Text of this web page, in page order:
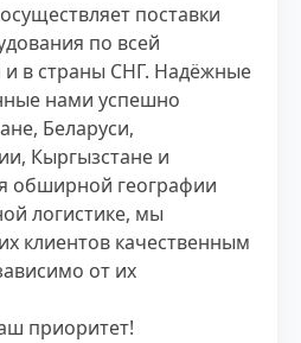
поставки
по всей
и в страны СНГ. Надёжные
нами успешно
Беларуси,
Кыргызстане и
обширной географии
логистике, мы
клиентов качественным
от их
приоритет!